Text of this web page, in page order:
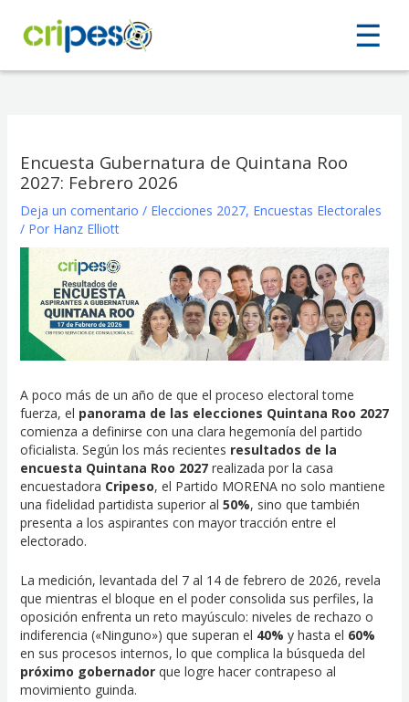
☰
☰
contenido
Encuesta Gubernatura de Quintana Roo
2027: Febrero 2026
Deja un comentario / Elecciones 2027, Encuestas Electorales
/ Por Hanz Elliott
A poco más de un año de que el proceso electoral tome
fuerza, el panorama de las elecciones Quintana Roo 2027
comienza a definirse con una clara hegemonía del partido
oficialista. Según los más recientes resultados de la
encuesta Quintana Roo 2027realizada por la casa
encuestadora Cripeso, el Partido MORENA no solo mantiene
una fidelidad partidista superior al 50%, sino que también
presenta a los aspirantes con mayor tracción entre el
electorado.
La medición, levantada del 7 al 14 de febrero de 2026, revela
que mientras el bloque en el poder consolida sus perfiles, la
oposición enfrenta un reto mayúsculo: niveles de rechazo o
indiferencia («Ninguno») que superan el 40% y hasta el 60%
en sus procesos internos, lo que complica la búsqueda del
próximo gobernadorque logre hacer contrapeso al
movimiento guinda.